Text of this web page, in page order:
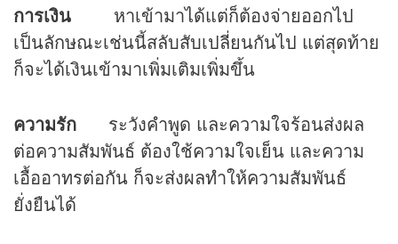
การเงิน หาเข้ามาได้แต่ก็ต้องจ่ายออกไป
เป็นลักษณะเช่นนี้สลับสับเปลี่ยนกันไป แต่สุดท้าย
ก็จะได้เงินเข้ามาเพิ่มเติมเพิ่มขึ้น
ความรัก ระวังคำพูด และความใจร้อนส่งผล
ต่อความสัมพันธ์ ต้องใช้ความใจเย็น และความ
เอื้ออาทรต่อกัน ก็จะส่งผลทำให้ความสัมพันธ์
ยั่งยืนได้